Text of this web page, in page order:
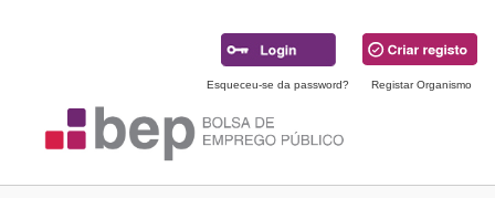
Esqueceu-se da password? Registar Organismo